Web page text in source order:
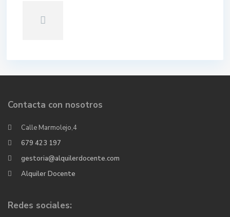
Contacta con nosotros
Calle Marmolejo,4
679 423 197
gestoria@alquilerdocente.com
Alquiler Docente
Redes sociales: